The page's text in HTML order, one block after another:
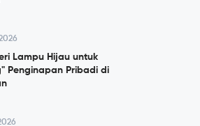
Lampu Hijau untuk
Penginapan Pribadi di